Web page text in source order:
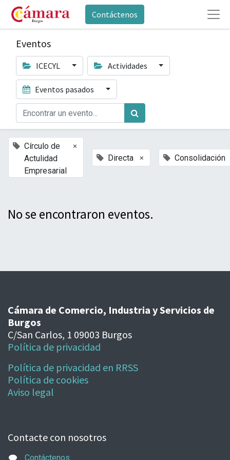
Contáctenos
Eventos
ICECYL Actividades
Eventos pasados
Círculo de
Actulidad
Empresarial
×
Directa × Consolidación
No se encontraron eventos.
Cámara de Comercio, Industria y Servicios de
Burgos
C/San Carlos, 1 09003 Burgos
Política de privacidad
Política de privacidad en RRSS
Política de cookies
Aviso legal
Contacte con nosotros
Contáctenos